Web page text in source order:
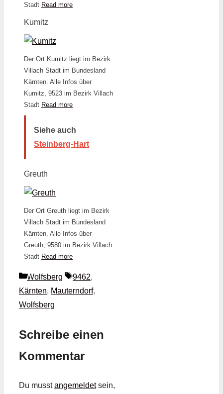
Stadt Read more
Kumitz
Der Ort Kumitz liegt im Bezirk
Villach Stadt im Bundesland
Kärnten. Alle Infos über
Kumitz, 9523 im Bezirk Villach
Stadt Read more
Siehe auch
Steinberg-Hart
Greuth
Der Ort Greuth liegt im Bezirk
Villach Stadt im Bundesland
Kärnten. Alle Infos über
Greuth, 9580 im Bezirk Villach
Stadt Read more
Kategorien
Wolfsberg Schlagwörter
9462,
Kärnten, Mauterndorf,
Wolfsberg
Schreibe einen
Kommentar
Du musstangemeldetsein,